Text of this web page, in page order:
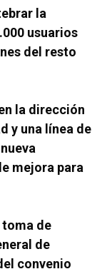
la
usuarios
del resto
la dirección
y una línea de
mejora para
toma de
de
convenio